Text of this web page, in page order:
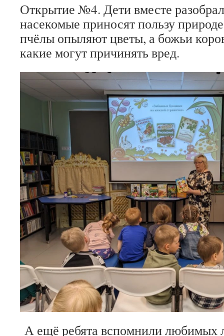
Открытие №4. Дети вместе
насекомые приносят пользу
пчёлы опыляют цветы, а божьи
какие могут причинять вред.
А ещё ребята вспомнили любимых